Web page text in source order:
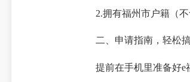
2.拥有福州市户籍（不
二、申请指南，轻松
提前在手机里准备好e福